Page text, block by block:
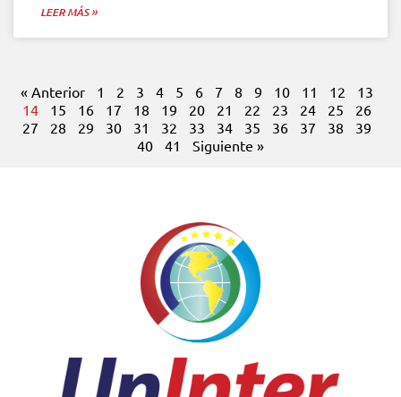
LEER MÁS »
« Anterior 1 2 3 4 5 6 7 8 9 10 11 12
13
14
15 16 17 18 19 20 21 22 23 24 25
26
27
28 29 30 31 32 33 34 35 36 37 38
39
40
41 Siguiente »